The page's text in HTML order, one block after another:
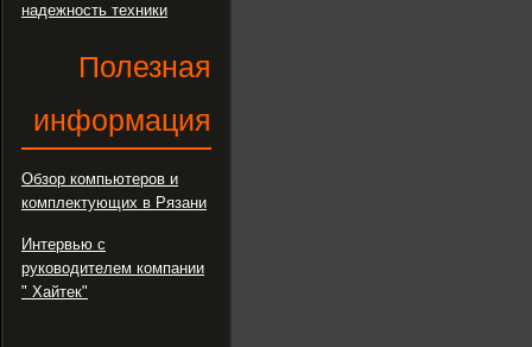
надежность техники
Полезная
информация
Обзор компьютеров и
комплектующих в Рязани
Интервью с
руководителем компании
" Хайтек"